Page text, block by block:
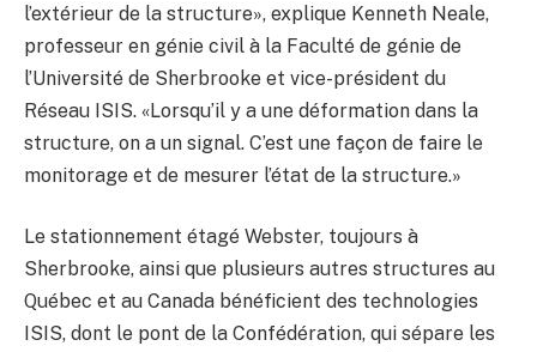
l’extérieur de la structure», explique Kenneth Neale,
professeur en génie civil à la Faculté de génie de
l’Université de Sherbrooke et vice-président du
Réseau ISIS. «Lorsqu’il y a une déformation dans la
structure, on a un signal. C’est une façon de faire le
monitorage et de mesurer l’état de la structure.»
Le stationnement étagé Webster, toujours à
Sherbrooke, ainsi que plusieurs autres structures au
Québec et au Canada bénéficient des technologies
ISIS, dont le pont de la Confédération, qui sépare les